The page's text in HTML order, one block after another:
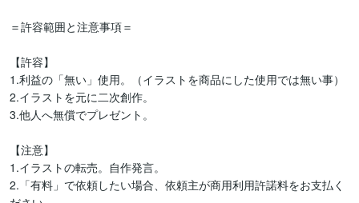
＝許容範囲と注意事項＝
【許容】
1.利益の「無い」使用。（イラストを商品にした使用では無い事）
2.イラストを元に二次創作。
3.他人へ無償でプレゼント。
【注意】
1.イラストの転売。自作発言。
2.「有料」で依頼したい場合、依頼主が商用利用許諾料をお支払く